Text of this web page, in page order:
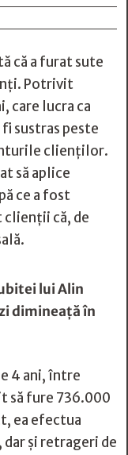
că a furat sute
Potrivit
care lucra ca
sustras peste
clienților.
să aplice
ce a fost
că, de
lui Alin
dimineață în
4 ani, între
să fure 736.000
ea efectua
și retrageri de